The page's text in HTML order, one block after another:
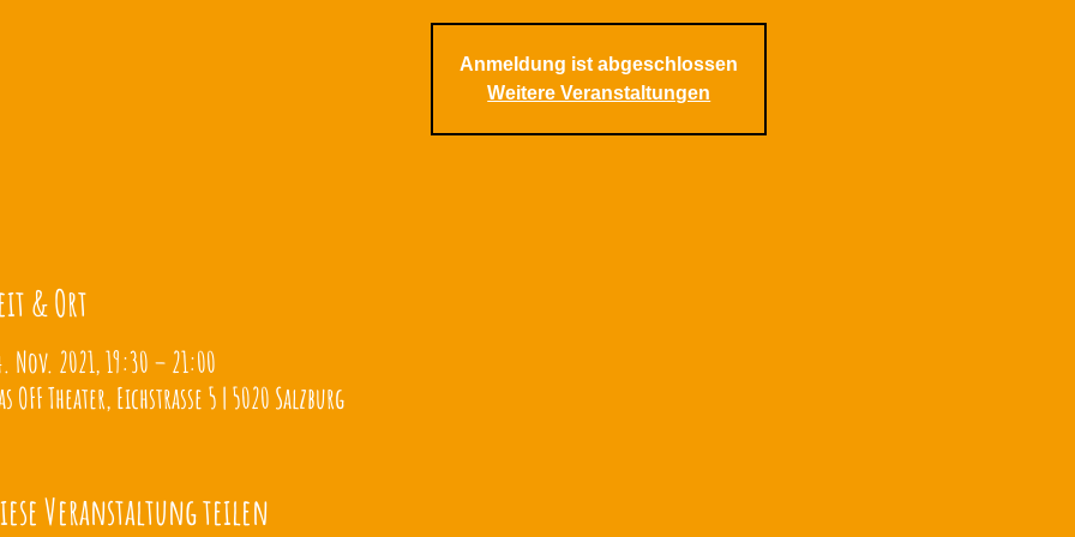
Anmeldung ist abgeschlossen
Weitere Veranstaltungen
& Ort
Nov. 2021, 19:30 – 21:00
OFF Theater, Eichstrasse 5 | 5020 Salzburg
Veranstaltung teilen